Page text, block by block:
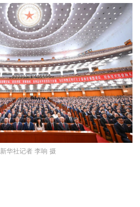
新华社记者 李响 摄